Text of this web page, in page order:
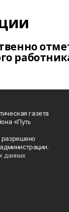
газета
«Путь
разрешено
данных